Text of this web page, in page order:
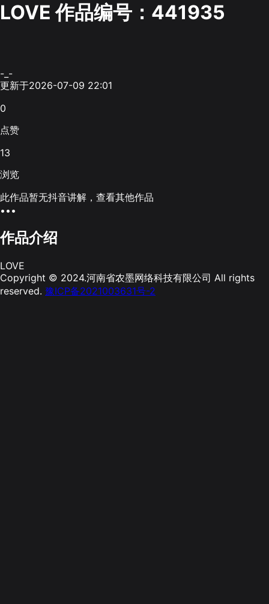
LOVE作品编号：441935
-_-
更新于2026-07-09 22:01
0
点赞
13
浏览
此作品暂无抖音讲解，查看其他作品
•••
作品介绍
LOVE
Copyright © 2024.河南省农墨网络科技有限公司 All rights
reserved. 豫ICP备2021003631号-2